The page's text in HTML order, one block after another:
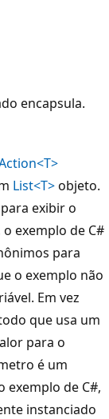
encapsula.
List<T>objeto.
exibir o
exemplo de C#
para
o exemplo não
Em vez
que usa um
para o
é um
exemplo de C#,
instanciado